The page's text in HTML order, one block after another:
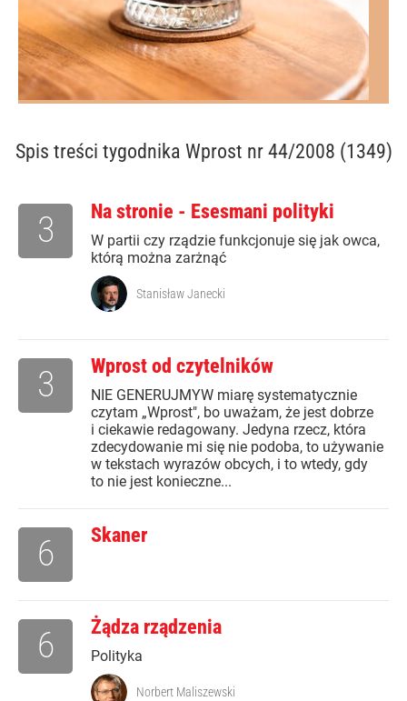
Spis treści tygodnika Wprost nr 44/2008 (1349)
Na stronie - Esesmani polityki
W partii czy rządzie funkcjonuje się jak owca,
którą można zarżnąć
3
Stanisław Janecki
Wprost od czytelników
NIE GENERUJMYW miarę systematycznie
czytam „Wprost", bo uważam, że jest dobrze
i ciekawie redagowany. Jedyna rzecz, która
zdecydowanie mi się nie podoba, to używanie
w tekstach wyrazów obcych, i to wtedy, gdy
to nie jest konieczne...
3
Skaner
6
Żądza rządzenia
Polityka
6
Norbert Maliszewski